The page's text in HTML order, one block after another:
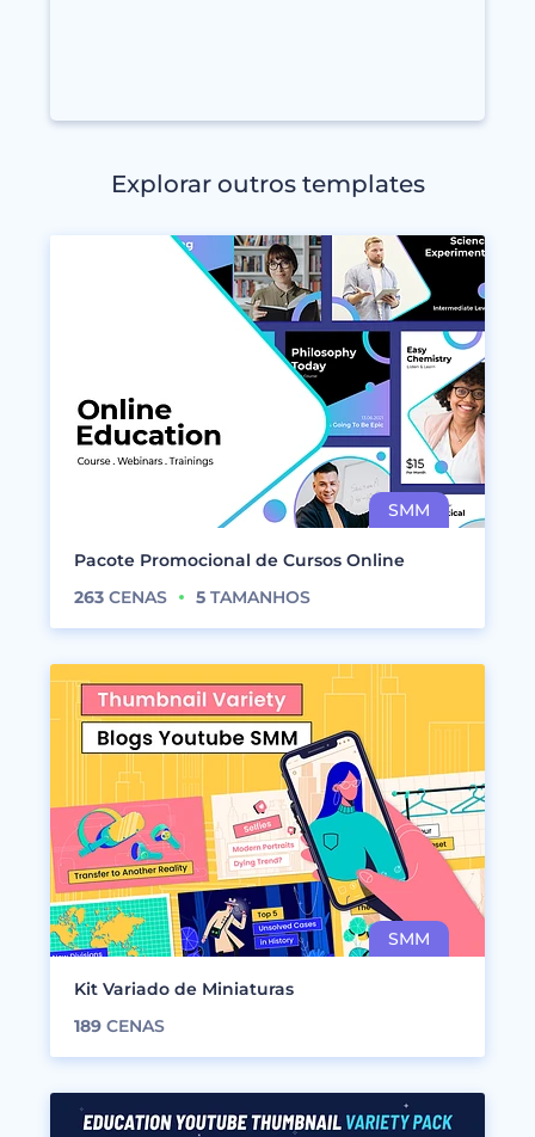
Explorar outros templates
Pacote Promocional de Cursos Online
263 CENAS 5 TAMANHOS
Kit Variado de Miniaturas
189 CENAS